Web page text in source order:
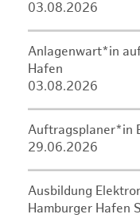
03.08.2026
Anlagenwart*in
Hafen
03.08.2026
Auftragsplaner*in
29.06.2026
Ausbildung
Hamburger Hafen